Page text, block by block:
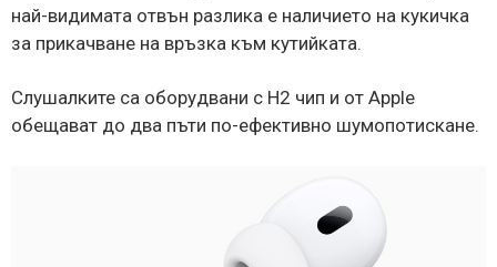
най-видимата отвън разлика е наличието на кукичка
за прикачване на връзка към кутийката.
Слушалките са оборудвани с Н2 чип и от Apple
обещават до два пъти по-ефективно шумопотискане.